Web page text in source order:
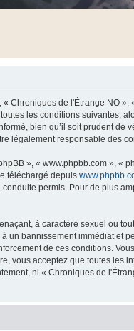
de l'Étrange NO
les conditions suivantes,
bien qu’il soit prudent
légalement responsable des
», « www.phpbb.com », «
téléchargé depuis
permis. Pour de plus
à caractère sexuel ou
bannissement immédiat et
de ces conditions.
vous acceptez que toutes les
ni « Chroniques de